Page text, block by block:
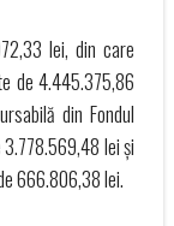
lei, din care
de 4.445.375,86
din Fondul
3.778.569,48 lei și
666.806,38 lei.